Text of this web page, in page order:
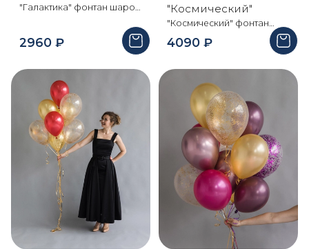
"Галактика" фонтан шаров
минимализма., Подчеркнет
сдержанность и
пастельных шара, 6 шаров
с конфетти, 3
металлизированных шара,
2 фольгированные звезды.
О шарах: Наши шарики
уже содержат обработку
HI-Flo, позволяющую
шарам дольше летать.
Размер шара 30 см . При
транспортировке
упаковываются в пакет -
2960 ₽
"Космический"
"Космический" фонтан
шаров подарит поистине
яркие эмоции- сочетание
конфетти - лучшее
решение для эффектного
праздника Состав: 2
пастельных шара, 6 шаров
с конфетти, 10
металлизированных
шаров, 1 фольгированная
звездочка О шарах: Наши
шарики уже содержат
обработку HI-Flo,
позволяющую шарам
дольше летать. Размер
4090 ₽